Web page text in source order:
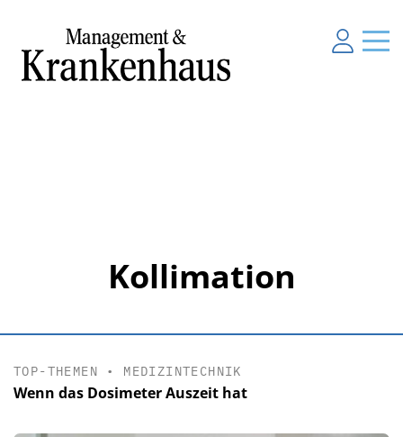
Kollimation
TOP-THEMEN • MEDIZINTECHNIK
Wenn das Dosimeter Auszeit hat